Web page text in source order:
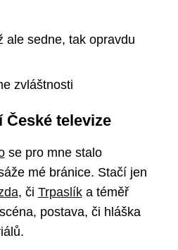
ale sedne, tak opravdu
zvláštnosti
České televize
se pro mne stalo
mé bránice. Stačí jen
, či Trpaslíka téměř
postava, či hláška